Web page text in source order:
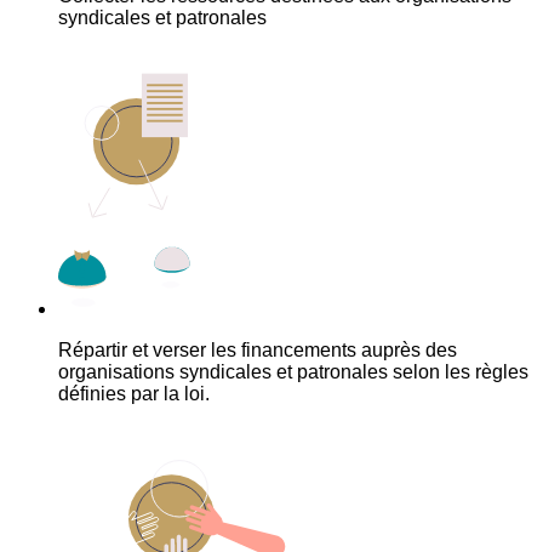
syndicales et patronales
Répartir et verser les financements auprès des
organisations syndicales et patronales selon les règles
définies par la loi.